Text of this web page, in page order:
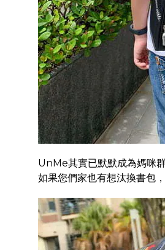
UnMe其實已默默成為媽咪
如果您們家也有想汰換書包